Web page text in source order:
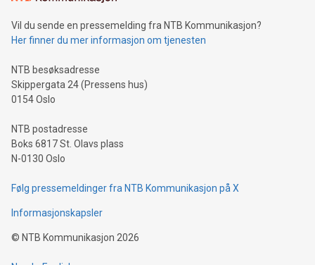
Vil du sende en pressemelding fra NTB Kommunikasjon?
Her finner du mer informasjon om tjenesten
NTB besøksadresse
Skippergata 24 (Pressens hus)
0154 Oslo
NTB postadresse
Boks 6817 St. Olavs plass
N-0130 Oslo
Følg pressemeldinger fra NTB Kommunikasjon på X
Informasjonskapsler
© NTB Kommunikasjon 2026